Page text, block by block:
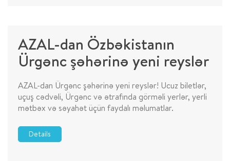
AZAL-dan Özbəkistanın
Ürgənc şəhərinə yeni reyslər
AZAL-dan Ürgənc şəhərinə yeni reyslər! Ucuz biletlər,
uçuş cədvəli, Ürgənc və ətrafında görməli yerlər, yerli
mətbəx və səyahət üçün faydalı məlumatlar.
Details